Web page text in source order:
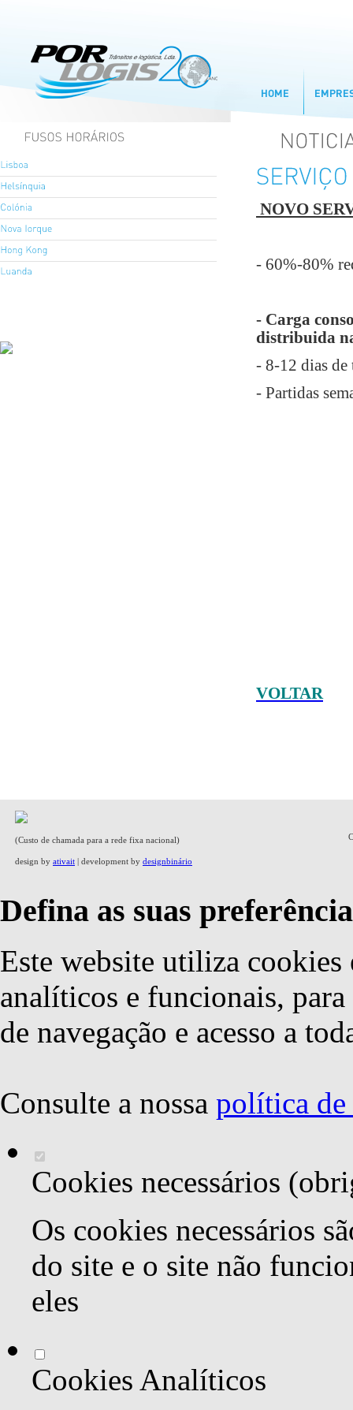
NOVO
- 60%-80%
- Carga
distribuida
- 8-12 dias de
- Partidas
VOLTAR
(Custo de chamada para a rede fixa nacional)
design by ativait | development by designbinário
Defina as suas
Este website utiliza cookies
analíticos e funcionais,
de navegação e acesso a
Consulte a nossa política de
Cookies necessários
Os cookies necessários
do site e o site não
eles
Cookies Analíticos